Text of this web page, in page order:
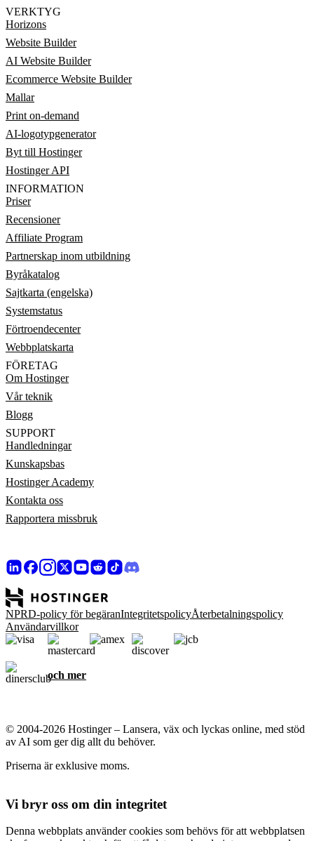
VERKTYG
Horizons
Website Builder
AI Website Builder
Ecommerce Website Builder
Mallar
Print on-demand
AI-logotypgenerator
Byt till Hostinger
Hostinger API
INFORMATION
Priser
Recensioner
Affiliate Program
Partnerskap inom utbildning
Byråkatalog
Sajtkarta (engelska)
Systemstatus
Förtroendecenter
Webbplatskarta
FÖRETAG
Om Hostinger
Vår teknik
Blogg
SUPPORT
Handledningar
Kunskapsbas
Hostinger Academy
Kontakta oss
Rapportera missbruk
NPRD-policy för begäranIntegritetspolicyÅterbetalningspolicy
Användarvillkor
och mer
© 2004-2026 Hostinger – Lansera, väx och lyckas online, med stöd
av AI som ger dig allt du behöver.
Priserna är exklusive moms.
Vi bryr oss om din integritet
Denna webbplats använder cookies som behövs för att webbplatsen